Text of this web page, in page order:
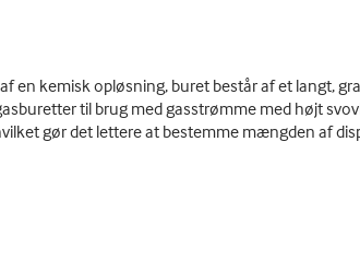
en kemisk opløsning, buret består af et langt,
til brug med gasstrømme med højt
gør det lettere at bestemme mængden af